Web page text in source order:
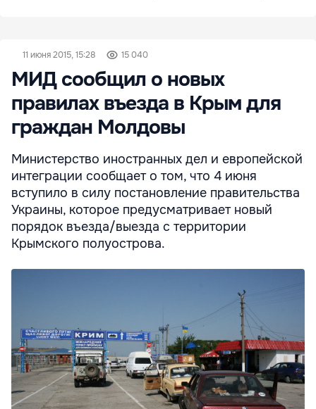
11 июня 2015, 15:28 15 040
МИД сообщил о новых
правилах въезда в Крым для
граждан Молдовы
Министерство иностранных дел и европейской
интеграции сообщает о том, что 4 июня
вступило в силу постановление правительства
Украины, которое предусматривает новый
порядок въезда/выезда с территории
Крымского полуострова.